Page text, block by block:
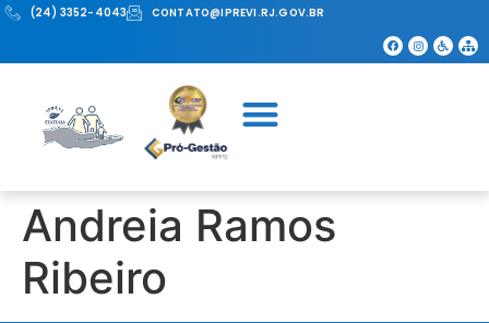
(24) 3352-4043 CONTATO@IPREVI.RJ.GOV.BR
Andreia Ramos
Ribeiro